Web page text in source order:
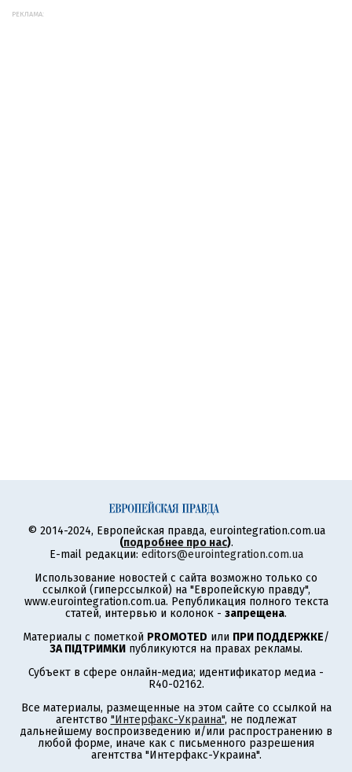
РЕКЛАМА:
© 2014-2024, Европейская правда, eurointegration.com.ua
(подробнее про нас).
E-mail редакции: editors@eurointegration.com.ua
Использование новостей с сайта возможно только со
ссылкой (гиперссылкой) на "Европейскую правду",
www.eurointegration.com.ua. Републикация полного текста
статей, интервью и колонок - запрещена.
Материалы с пометкой PROMOTED или ПРИ ПОДДЕРЖКЕ/
ЗА ПІДТРИМКИ публикуются на правах рекламы.
Субъект в сфере онлайн-медиа; идентификатор медиа -
R40-02162.
Все материалы, размещенные на этом сайте со ссылкой на
агентство "Интерфакс-Украина", не подлежат
дальнейшему воспроизведению и/или распространению в
любой форме, иначе как с письменного разрешения
агентства "Интерфакс-Украина".